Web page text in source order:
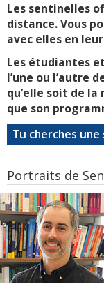
Les sentinelles
distance. Vous
avec elles en
Les étudiantes
l’une ou l’autre
qu’elle soit de
que son
Tu cherches
Portraits de